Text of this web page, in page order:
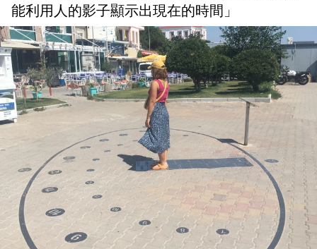
能利用人的影子顯示出現在的時間」